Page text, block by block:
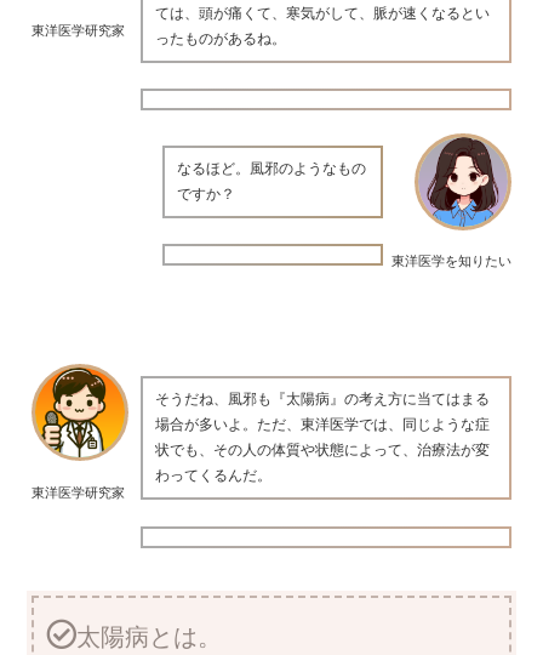
東洋医学研究家
ては、頭が痛くて、寒気がして、脈が速くなるとい
ったものがあるね。
東洋医学を知りたい
なるほど。風邪のようなもの
ですか？
東洋医学研究家
そうだね、風邪も『太陽病』の考え方に当てはまる
場合が多いよ。ただ、東洋医学では、同じような症
状でも、その人の体質や状態によって、治療法が変
わってくるんだ。
太陽病とは。